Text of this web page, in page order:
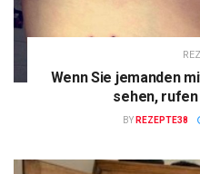
Wenn Sie jemanden
sehen,
BY REZEPTE38